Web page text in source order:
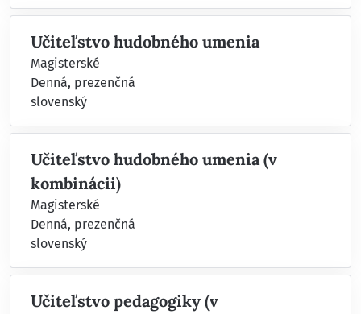
Učiteľstvo hudobného umenia
Magisterské
Denná, prezenčná
slovenský
Učiteľstvo hudobného umenia (v
kombinácii)
Magisterské
Denná, prezenčná
slovenský
Učiteľstvo pedagogiky (v